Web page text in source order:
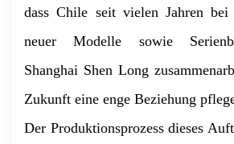
dass Chile seit vielen Jahren
neuer Modelle sowie
Shanghai Shen Long
Zukunft eine enge Beziehung
Der Produktionsprozess dieses